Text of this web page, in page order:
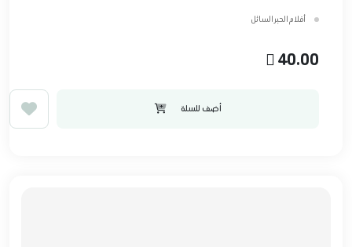
أقلام الحبر السائل
40.00
أضف للسلة